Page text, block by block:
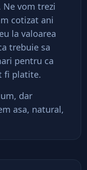
Ne vom trezi
cotizat ani
la valoarea
trebuie sa
pentru ca
fi platite.
dar
asa, natural,